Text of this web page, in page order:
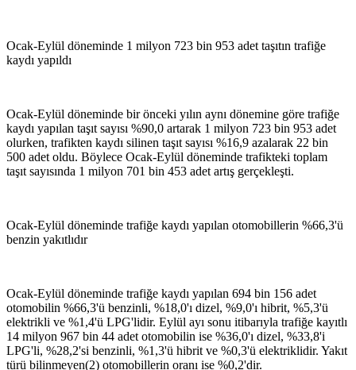
Ocak-Eylül döneminde 1 milyon 723 bin 953 adet taşıtın trafiğe
kaydı yapıldı
Ocak-Eylül döneminde bir önceki yılın aynı dönemine göre trafiğe
kaydı yapılan taşıt sayısı %90,0 artarak 1 milyon 723 bin 953 adet
olurken, trafikten kaydı silinen taşıt sayısı %16,9 azalarak 22 bin
500 adet oldu. Böylece Ocak-Eylül döneminde trafikteki toplam
taşıt sayısında 1 milyon 701 bin 453 adet artış gerçekleşti.
Ocak-Eylül döneminde trafiğe kaydı yapılan otomobillerin %66,3'ü
benzin yakıtlıdır
Ocak-Eylül döneminde trafiğe kaydı yapılan 694 bin 156 adet
otomobilin %66,3'ü benzinli, %18,0'ı dizel, %9,0'ı hibrit, %5,3'ü
elektrikli ve %1,4'ü LPG'lidir. Eylül ayı sonu itibarıyla trafiğe kayıtlı
14 milyon 967 bin 44 adet otomobilin ise %36,0'ı dizel, %33,8'i
LPG'li, %28,2'si benzinli, %1,3'ü hibrit ve %0,3'ü elektriklidir. Yakıt
türü bilinmeyen(2) otomobillerin oranı ise %0,2'dir.